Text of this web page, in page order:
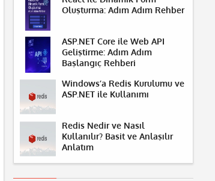
Oluşturma: Adım Adım Rehber
ASP.NET Core ile Web API
Geliştirme: Adım Adım
Başlangıç Rehberi
Windows’a Redis Kurulumu ve
ASP.NET ile Kullanımı
Redis Nedir ve Nasıl
Kullanılır? Basit ve Anlaşılır
Anlatım